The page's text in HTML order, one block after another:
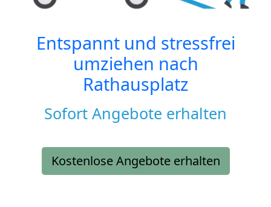
Entspannt und stressfrei
umziehen nach
Rathausplatz
Sofort Angebote erhalten
Kostenlose Angebote erhalten